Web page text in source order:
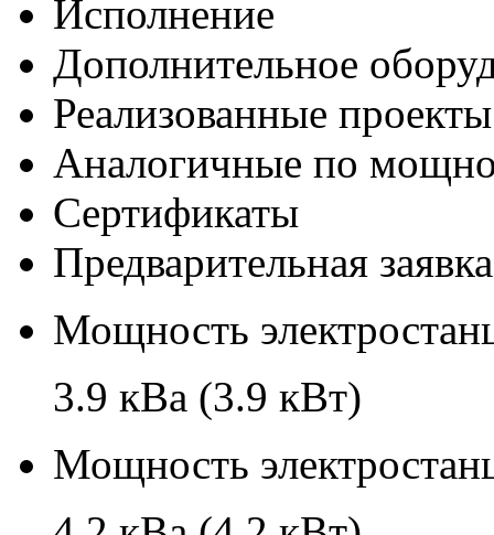
Исполнение
Дополнительное
Реализованные проекты
Аналогичные по
Сертификаты
Предварительная заявка
Мощность
3.9 кВа (3.9 кВт)
Мощность